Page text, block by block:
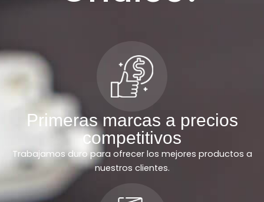
Primeras marcas a precios
competitivos
Trabajamos duro para ofrecer los mejores productos a
nuestros clientes.